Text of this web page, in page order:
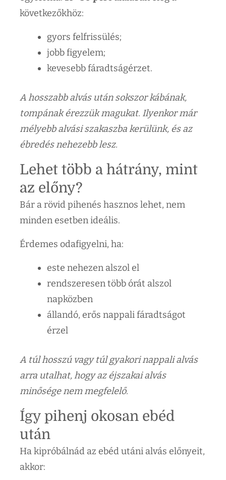
következőkhöz:
gyors felfrissülés;
jobb figyelem;
kevesebb fáradtságérzet.
A hosszabb alvás után sokszor kábának,
tompának érezzük magukat. Ilyenkor már
mélyebb alvási szakaszba kerülünk, és az
ébredés nehezebb lesz.
Lehet több a hátrány, mint
az előny?
Bár a rövid pihenés hasznos lehet, nem
minden esetben ideális.
Érdemes odafigyelni, ha:
este nehezen alszol el
rendszeresen több órát alszol
napközben
állandó, erős nappali fáradtságot
érzel
A túl hosszú vagy túl gyakori nappali alvás
arra utalhat, hogy az éjszakai alvás
minősége nem megfelelő.
Így pihenj okosan ebéd
után
Ha kipróbálnád az ebéd utáni alvás előnyeit,
akkor: